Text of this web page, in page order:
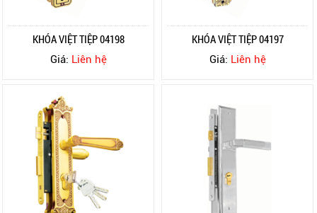
KHÓA VIỆT TIỆP 04198
Giá: Liên hệ
KHÓA VIỆT TIỆP 04197
Giá: Liên hệ